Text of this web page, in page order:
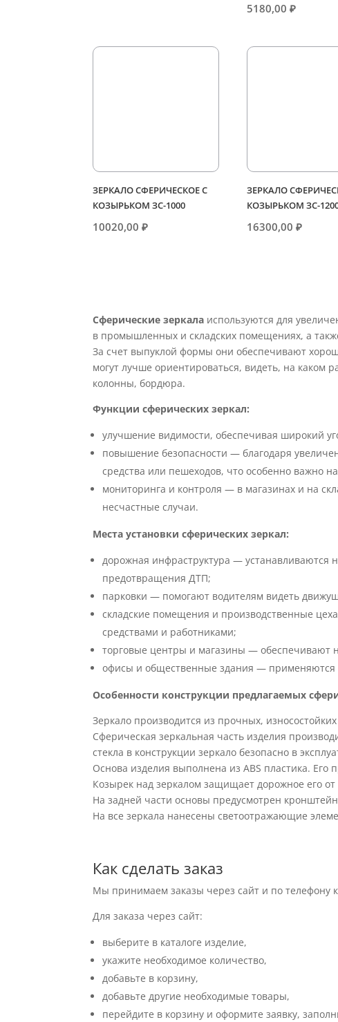
5180,00₽
ЗЕРКАЛО СФЕРИЧЕСКОЕ С
КОЗЫРЬКОМ ЗС-1000
10020,00₽
ЗЕРКАЛО
КОЗЫРЬКОМ ЗС-
16300,00₽
Сферические зеркала используются для
в промышленных и складских помещениях, а
За счет выпуклой формы они обеспечивают
могут лучше ориентироваться, видеть, на каком
колонны, бордюра.
Функции сферических зеркал:
улучшение видимости, обеспечивая широкий
повышение безопасности — благодаря
средства или пешеходов, что особенно важно
мониторинга и контроля — в магазинах и на
несчастные случаи.
Места установки сферических зеркал:
дорожная инфраструктура — устанавливаются
предотвращения ДТП;
парковки — помогают водителям видеть
складские помещения и производственные
средствами и работниками;
торговые центры и магазины —
офисы и общественные здания — применяются
Особенности конструкции предлагаемых
Зеркало производится из прочных,
Сферическая зеркальная часть изделия
стекла в конструкции зеркало безопасно в
Основа изделия выполнена из ABS пластика.
Козырек над зеркалом защищает дорожное его
На задней части основы предусмотрен
На все зеркала нанесены светоотражающие
Как сделать заказ
Мы принимаем заказы через сайт и по телефону
Для заказа через сайт:
выберите в каталоге изделие,
укажите необходимое количество,
добавьте в корзину,
добавьте другие необходимые товары,
перейдите в корзину и оформите заявку,